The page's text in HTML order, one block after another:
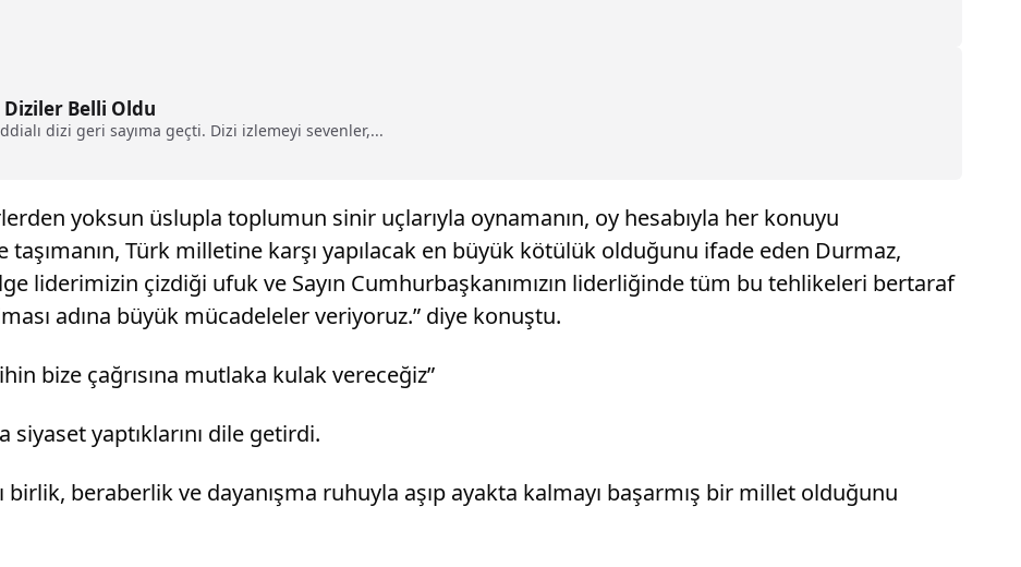
Diziler Belli Oldu
dizi geri sayıma geçti. Dizi izlemeyi sevenler,...
yoksun üslupla toplumun sinir uçlarıyla oynamanın, oy hesabıyla her konuyu
taşımanın, Türk milletine karşı yapılacak en büyük kötülük olduğunu ifade eden Durmaz,
liderimizin çizdiği ufuk ve Sayın Cumhurbaşkanımızın liderliğinde tüm bu tehlikeleri bertaraf
adına büyük mücadeleler veriyoruz.” diye konuştu.
bize çağrısına mutlaka kulak vereceğiz”
siyaset yaptıklarını dile getirdi.
beraberlik ve dayanışma ruhuyla aşıp ayakta kalmayı başarmış bir millet olduğunu